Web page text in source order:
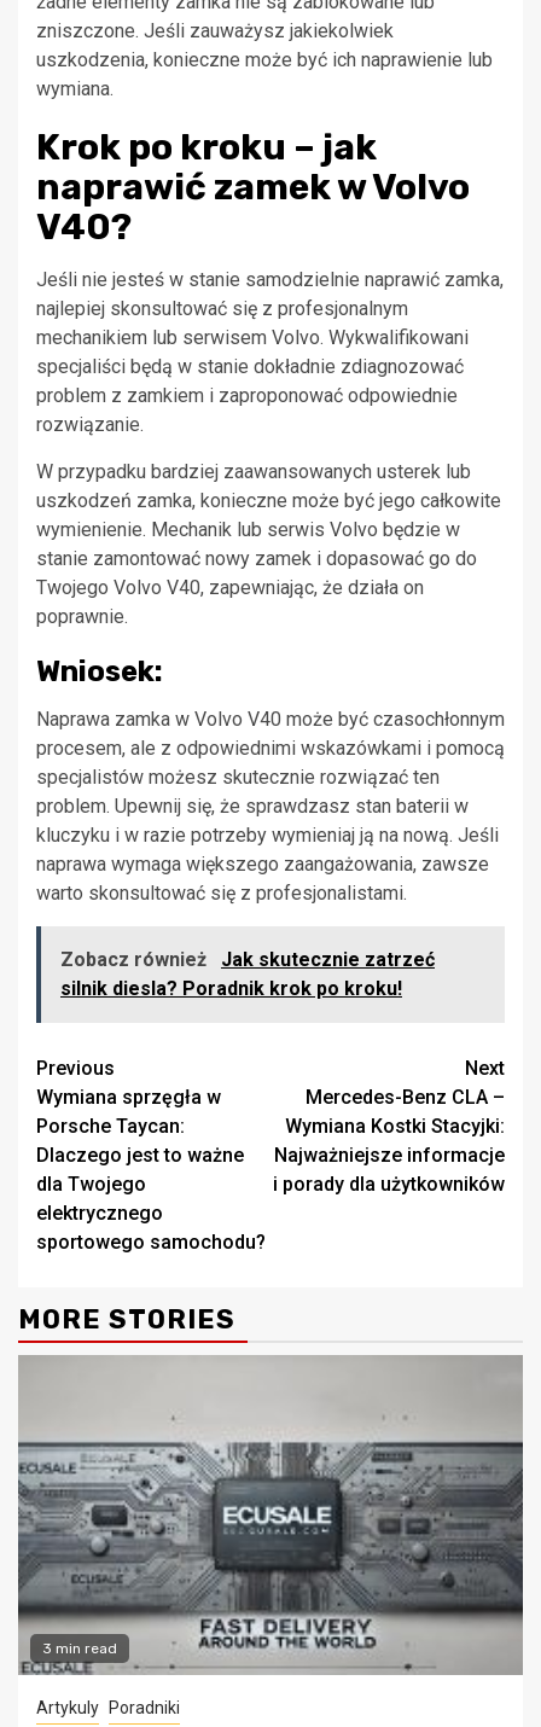
zniszczone. Jeśli zauważysz jakiekolwiek
uszkodzenia, konieczne może być ich naprawienie lub
wymiana.
Krok po kroku – jak
naprawić zamek w Volvo
V40?
Jeśli nie jesteś w stanie samodzielnie naprawić zamka,
najlepiej skonsultować się z profesjonalnym
mechanikiem lub serwisem Volvo. Wykwalifikowani
specjaliści będą w stanie dokładnie zdiagnozować
problem z zamkiem i zaproponować odpowiednie
rozwiązanie.
W przypadku bardziej zaawansowanych usterek lub
uszkodzeń zamka, konieczne może być jego całkowite
wymienienie. Mechanik lub serwis Volvo będzie w
stanie zamontować nowy zamek i dopasować go do
Twojego Volvo V40, zapewniając, że działa on
poprawnie.
Wniosek:
Naprawa zamka w Volvo V40 może być czasochłonnym
procesem, ale z odpowiednimi wskazówkami i pomocą
specjalistów możesz skutecznie rozwiązać ten
problem. Upewnij się, że sprawdzasz stan baterii w
kluczyku i w razie potrzeby wymieniaj ją na nową. Jeśli
naprawa wymaga większego zaangażowania, zawsze
warto skonsultować się z profesjonalistami.
Zobacz również
Jak skutecznie zatrzeć
silnik diesla? Poradnik krok po kroku!
Continue
Reading
Previous
Wymiana sprzęgła w
Porsche Taycan:
Dlaczego jest to ważne
dla Twojego
elektrycznego
sportowego samochodu?
Next
Mercedes-Benz CLA –
Wymiana Kostki Stacyjki:
Najważniejsze informacje
i porady dla użytkowników
MORE STORIES
3 min read
Artykuly Poradniki